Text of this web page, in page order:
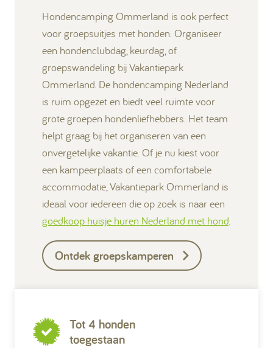
Hondencamping Ommerland is ook perfect
voor groepsuitjes met honden. Organiseer
een hondenclubdag, keurdag, of
groepswandeling bij Vakantiepark
Ommerland. De hondencamping Nederland
is ruim opgezet en biedt veel ruimte voor
grote groepen hondenliefhebbers. Het team
helpt graag bij het organiseren van een
onvergetelijke vakantie. Of je nu kiest voor
een kampeerplaats of een comfortabele
accommodatie, Vakantiepark Ommerland is
ideaal voor iedereen die op zoek is naar een
goedkoop huisje huren Nederland met hond.
Ontdek groepskamperen
Tot 4 honden
toegestaan